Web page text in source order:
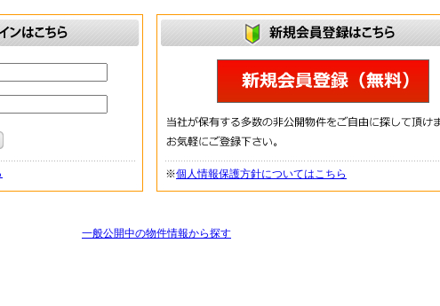
※個人情報保護方針についてはこちら
一般公開中の物件情報から探す